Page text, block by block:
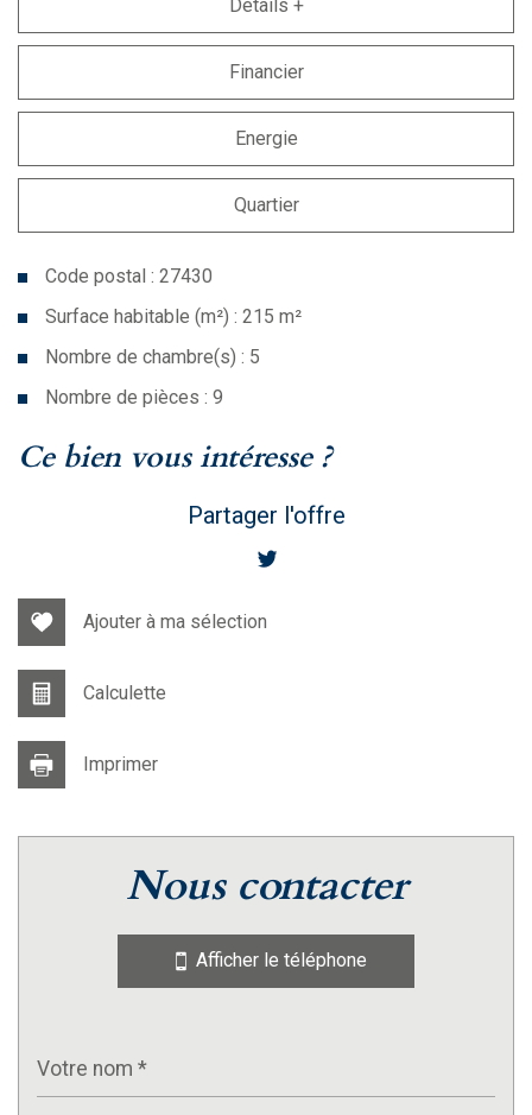
Détails +
Financier
Energie
Quartier
Code postal : 27430
Surface habitable (m²) : 215 m²
Nombre de chambre(s) : 5
Nombre de pièces : 9
la ville de vatteville (27430)
ce bien vous intéresse ?
Partager l'offre
Ajouter à ma sélection
Calculette
Imprimer
nous contacter
Afficher le téléphone